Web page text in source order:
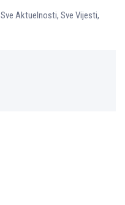
Sve Aktuelnosti, Sve Vijesti,